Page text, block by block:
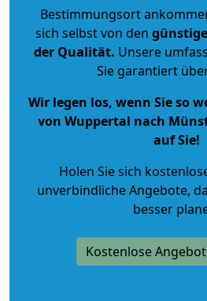
Bestimmungsort
sich selbst von den
der Qualität. Unsere
Sie garantiert
Wir legen los, wenn Sie so
von Wuppertal nach
auf Sie!
Holen Sie sich
unverbindliche Angebote,
besser
Kostenlose